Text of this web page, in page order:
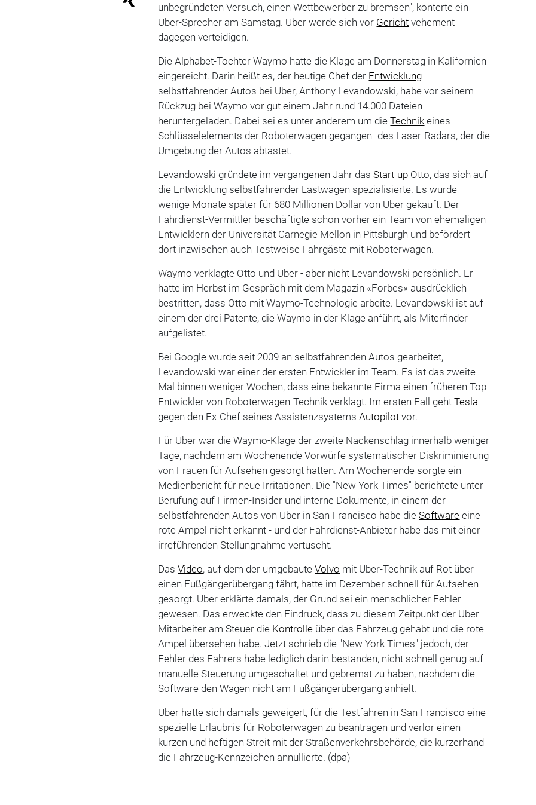
unbegründeten Versuch, einen Wettbewerber zu bremsen", konterte ein
Uber-Sprecher am Samstag. Uber werde sich vor Gericht vehement
dagegen verteidigen.
Die Alphabet-Tochter Waymo hatte die Klage am Donnerstag in Kalifornien
eingereicht. Darin heißt es, der heutige Chef der Entwicklung
selbstfahrender Autos bei Uber, Anthony Levandowski, habe vor seinem
Rückzug bei Waymo vor gut einem Jahr rund 14.000 Dateien
heruntergeladen. Dabei sei es unter anderem um dieTechnik eines
Schlüsselelements der Roboterwagen gegangen- des Laser-Radars, der die
Umgebung der Autos abtastet.
Levandowski gründete im vergangenen Jahr dasStart-up Otto, das sich auf
die Entwicklung selbstfahrender Lastwagen spezialisierte. Es wurde
wenige Monate später für 680 Millionen Dollar von Uber gekauft. Der
Fahrdienst-Vermittler beschäftigte schon vorher ein Team von ehemaligen
Entwicklern der Universität Carnegie Mellon in Pittsburgh und befördert
dort inzwischen auch Testweise Fahrgäste mit Roboterwagen.
Waymo verklagte Otto und Uber - aber nicht Levandowski persönlich. Er
hatte im Herbst im Gespräch mit dem Magazin «Forbes» ausdrücklich
bestritten, dass Otto mit Waymo-Technologie arbeite. Levandowski ist auf
einem der drei Patente, die Waymo in der Klage anführt, als Miterfinder
aufgelistet.
Bei Google wurde seit 2009 an selbstfahrenden Autos gearbeitet,
Levandowski war einer der ersten Entwickler im Team. Es ist das zweite
Mal binnen weniger Wochen, dass eine bekannte Firma einen früheren Top-
Entwickler von Roboterwagen-Technik verklagt. Im ersten Fall gehtTesla
gegen den Ex-Chef seines AssistenzsystemsAutopilot vor.
Für Uber war die Waymo-Klage der zweite Nackenschlag innerhalb weniger
Tage, nachdem am Wochenende Vorwürfe systematischer Diskriminierung
von Frauen für Aufsehen gesorgt hatten. Am Wochenende sorgte ein
Medienbericht für neue Irritationen. Die "New York Times" berichtete unter
Berufung auf Firmen-Insider und interne Dokumente, in einem der
selbstfahrenden Autos von Uber in San Francisco habe dieSoftware eine
rote Ampel nicht erkannt - und der Fahrdienst-Anbieter habe das mit einer
irreführenden Stellungnahme vertuscht.
DasVideo, auf dem der umgebauteVolvo mit Uber-Technik auf Rot über
einen Fußgängerübergang fährt, hatte im Dezember schnell für Aufsehen
gesorgt. Uber erklärte damals, der Grund sei ein menschlicher Fehler
gewesen. Das erweckte den Eindruck, dass zu diesem Zeitpunkt der Uber-
Mitarbeiter am Steuer die Kontrolle über das Fahrzeug gehabt und die rote
Ampel übersehen habe. Jetzt schrieb die "New York Times" jedoch, der
Fehler des Fahrers habe lediglich darin bestanden, nicht schnell genug auf
manuelle Steuerung umgeschaltet und gebremst zu haben, nachdem die
Software den Wagen nicht am Fußgängerübergang anhielt.
Uber hatte sich damals geweigert, für die Testfahren in San Francisco eine
spezielle Erlaubnis für Roboterwagen zu beantragen und verlor einen
kurzen und heftigen Streit mit der Straßenverkehrsbehörde, die kurzerhand
die Fahrzeug-Kennzeichen annullierte. (dpa)